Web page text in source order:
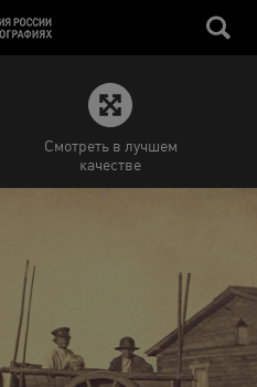
Смотреть в лучшем
качестве